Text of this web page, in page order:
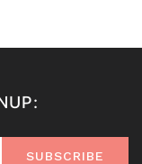
SUBSCRIBE